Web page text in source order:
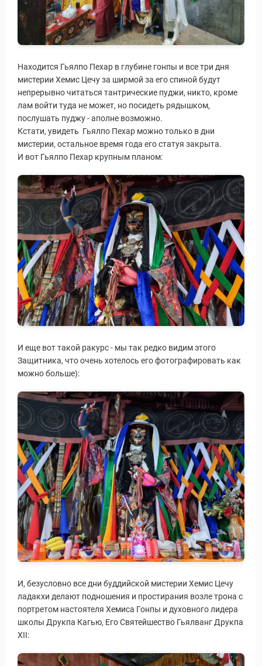
Статьи
Находится Гьялпо Пехар в глубине гонпы и все три дня
мистерии Хемис Цечу за ширмой за его спиной будут
непрерывно читаться тантрические пуджи, никто, кроме
лам войти туда не может, но посидеть рядышком,
послушать пуджу - аполне возможно.
Кстати, увидеть Гьялпо Пехар можно только в дни
мистерии, остальное время года его статуя закрыта.
И вот Гьялпо Пехар крупным планом:
И еще вот такой ракурс - мы так редко видим этого
Защитника, что очень хотелось его фотографировать как
можно больше):
И, безусловно все дни буддийской мистерии Хемис Цечу
ладакхи делают подношения и простирания возле трона с
портретом настоятеля Хемиса Гонпы и духовного лидера
школы Друкпа Кагью, Его Святейшество Гьялванг Друкпа
XII: